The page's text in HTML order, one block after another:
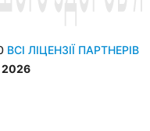
ВСІ ЛІЦЕНЗІЇ ПАРТНЕРІВ
2026